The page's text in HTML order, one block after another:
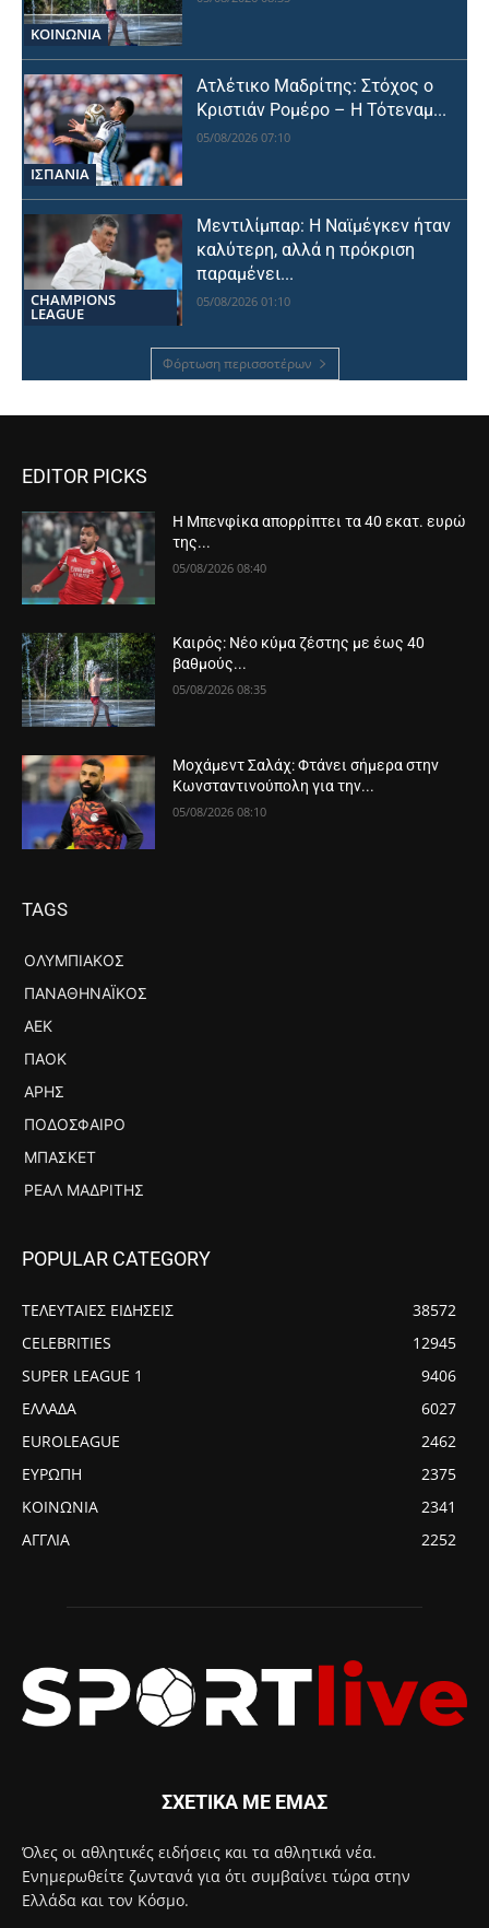
ΚΟΙΝΩΝΙΑ
ΙΣΠΑΝΙΑ
Ατλέτικο Μαδρίτης: Στόχος ο
Κριστιάν Ρομέρο – Η Τότεναμ...
05/08/2026 07:10
CHAMPIONS
LEAGUE
Μεντιλίμπαρ: Η Ναϊμέγκεν ήταν
καλύτερη, αλλά η πρόκριση
παραμένει...
05/08/2026 01:10
Φόρτωση περισσοτέρων
EDITOR PICKS
Η Μπενφίκα απορρίπτει τα 40 εκατ. ευρώ
της...
05/08/2026 08:40
Καιρός: Νέο κύμα ζέστης με έως 40
βαθμούς...
05/08/2026 08:35
Μοχάμεντ Σαλάχ: Φτάνει σήμερα στην
Κωνσταντινούπολη για την...
05/08/2026 08:10
TAGS
ΟΛΥΜΠΙΑΚΌΣ
ΠΑΝΑΘΗΝΑΪΚΌΣ
ΑΕΚ
ΠΑΟΚ
ΆΡΗΣ
ΠΟΔΌΣΦΑΙΡΟ
ΜΠΆΣΚΕΤ
ΡΕΆΛ ΜΑΔΡΊΤΗΣ
POPULAR CATEGORY
ΤΕΛΕΥΤΑΙΕΣ ΕΙΔΗΣΕΙΣ
38572
CELEBRITIES
12945
SUPER LEAGUE 1
9406
ΕΛΛΑΔΑ
6027
EUROLEAGUE
2462
ΕΥΡΩΠΗ
2375
ΚΟΙΝΩΝΙΑ
2341
ΑΓΓΛΙΑ
2252
ΣΧΕΤΙΚΑ ΜΕ ΕΜΑΣ
Όλες οι αθλητικές ειδήσεις και τα αθλητικά νέα.
Ενημερωθείτε ζωντανά για ότι συμβαίνει τώρα στην
Ελλάδα και τον Κόσμο.